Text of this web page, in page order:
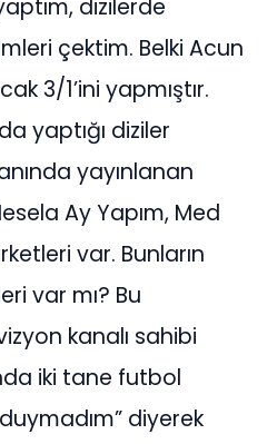
dizilerde
çektim. Belki Acun
3/1’ini yapmıştır.
yaptığı diziler
yayınlanan
Ay Yapım, Med
var. Bunların
var mı? Bu
kanalı sahibi
iki tane futbol
diyerek